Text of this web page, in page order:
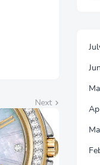
Next